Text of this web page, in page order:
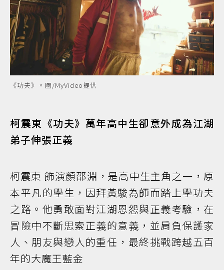
《功夫》。圖/MyVideo提供
柯震東《功夫》萬年高中生卻意外成為江湖
弟子伸張正義
柯震東 飾演顏邵淵，是高中生主角之一，原
本平凡的學生，因拜黃駿為師而踏上學功夫
之路。他勇敢面對江湖恩怨與正義考驗，在
冒險中不斷思索正義的意義，並肩負保護家
人、朋友與戀人的重任，最終挑戰跨越五百
年的大魔王藍金